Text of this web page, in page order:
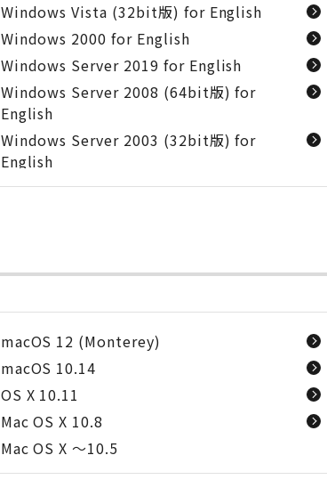
Windows Vista (32bit版) for English
Windows 2000 for English
Windows Server 2019 for English
Windows Server 2008 (64bit版) for
English
Windows Server 2003 (32bit版) for
English
macOS 12 (Monterey)
macOS 10.14
OS X 10.11
Mac OS X 10.8
Mac OS X ～10.5